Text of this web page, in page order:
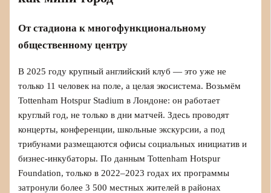
От стадиона к многофункциональному
общественному центру
В 2025 году крупный английский клуб — это уже не
только 11 человек на поле, а целая экосистема. Возьмём
Tottenham Hotspur Stadium в Лондоне: он работает
круглый год, не только в дни матчей. Здесь проводят
концерты, конференции, школьные экскурсии, а под
трибунами размещаются офисы социальных инициатив и
бизнес-инкубаторы. По данным Tottenham Hotspur
Foundation, только в 2022–2023 годах их программы
затронули более 3 500 местных жителей в районах